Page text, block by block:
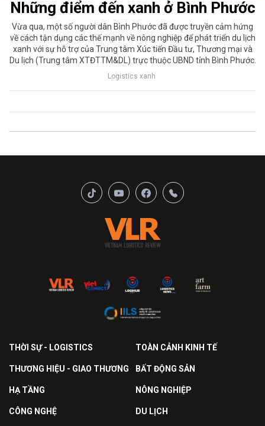
Những điểm đến xanh ở Bình Phước
Vừa qua, một số người dân Bình Phước đã được truyền cảm hứng
về cách tận dụng các thế mạnh về nông nghiệp để phát triển du lịch
xanh với sự hỗ trợ của Trung tâm Xúc tiến Đầu tư, Thương mại và
Du lịch (Trung tâm XTĐTTM&DL) trực thuộc UBND tỉnh Bình Phước.
Logistics xanh
THỜI SỰ - LOGISTICS TOÀN CẢNH KINH TẾ
THƯƠNG HIỆU - GIAO THƯƠNG BẤT ĐỘNG SẢN
HẠ TẦNG NÔNG NGHIỆP
CÔNG NGHỆ DU LỊCH